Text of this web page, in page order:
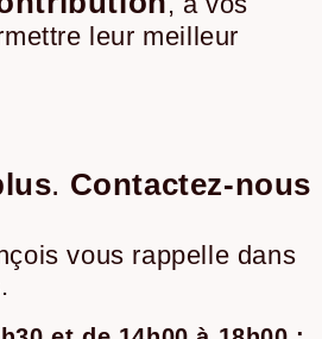
leur meilleur
. Contactez-nous
vous rappelle dans